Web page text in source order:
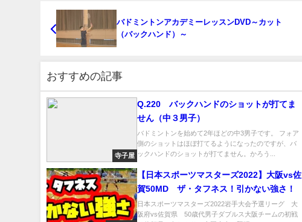
バドミントンアカデミーレッスンDVD～カット
（バックハンド）～
おすすめの記事
寺子屋
Q.220 バックハンドのショットが打てま
せん（中３男子）
バドミントンを始めて2年ほどの中3男子です。 フォア
側のショットはほぼ打てるようになったのですが、バ
ックハンドのショットが打てません。かろう...
【日本スポーツマスターズ2022】大阪vs佐
賀50MD ザ・タフネス！引かない強さ！
日本スポーツマスターズ2022岩手大会予選リーグ 大
阪府vs佐賀県 50歳代男子ダブルス大阪チームの初戦